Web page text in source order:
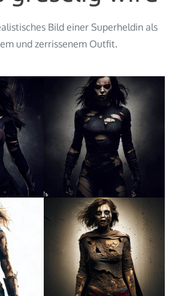
Bild einer Superheldin als
und zerrissenem Outfit.